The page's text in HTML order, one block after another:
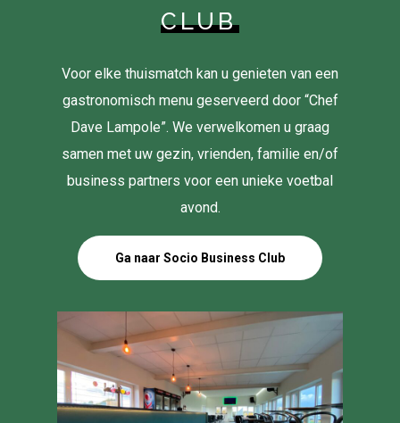
CLUB
Voor elke thuismatch kan u genieten van een
gastronomisch menu geserveerd door “Chef
Dave Lampole”. We verwelkomen u graag
samen met uw gezin, vrienden, familie en/of
business partners voor een unieke voetbal
avond.
Ga naar Socio Business Club